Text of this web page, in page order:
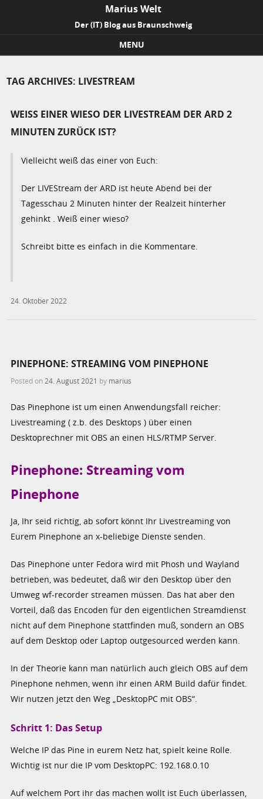
Marius Welt
Der (IT) Blog aus Braunschweig
MENU
TAG ARCHIVES: LIVESTREAM
WEISS EINER WIESO DER LIVESTREAM DER ARD 2 M
INUTEN ZURÜCK IST?
Vielleicht weiß das einer von Euch:
Der LIVEStream der ARD ist heute Abend bei der
Tagesschau 2 Minuten hinter der Realzeit hinterher
gehinkt . Weiß einer wieso?
Schreibt bitte es einfach in die Kommentare.
24. Oktober 2022
PINEPHONE: STREAMING VOM PINEPHONE
Posted on 24. August 2021 by marius
Das Pinephone ist um einen Anwendungsfall reicher:
Livestreaming ( z.b. des Desktops ) über einen
Desktoprechner mit OBS an einen HLS/RTMP Server.
Pinephone: Streaming vom
Pinephone
Ja, Ihr seid richtig, ab sofort könnt Ihr Livestreaming von
Eurem Pinephone an x-beliebige Dienste senden.
Das Pinephone unter Fedora wird mit Phosh und Wayland
betrieben, was bedeutet, daß wir den Desktop über den
Umweg wf-recorder streamen müssen. Das hat aber den
Vorteil, daß das Encoden für den eigentlichen Streamdienst
nicht auf dem Pinephone stattfinden muß, sondern an OBS
auf dem Desktop oder Laptop outgesourced werden kann.
In der Theorie kann man natürlich auch gleich OBS auf dem
Pinephone nehmen, wenn ihr einen ARM Build dafür findet.
Wir nutzen jetzt den Weg „DesktopPC mit OBS“.
Schritt 1: Das Setup
Welche IP das Pine in eurem Netz hat, spielt keine Rolle.
Wichtig ist nur die IP vom DesktopPC: 192.168.0.10
Auf welchem Port ihr das machen wollt ist Euch überlassen,